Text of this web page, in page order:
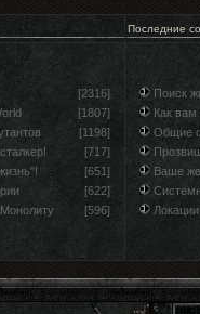
Последние
[2316]
[1807]
[1198]
[717]
[651]
[622]
[596]
Поиск
Как вам
Общие
Ваше